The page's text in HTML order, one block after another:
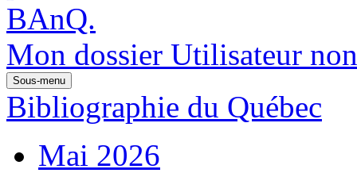
Mon dossier Utilisateur
Sous-menu
Bibliographie du Québec
Mai 2026